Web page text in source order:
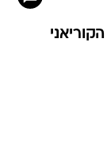
מול הוון הקוריאני